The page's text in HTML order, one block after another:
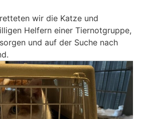
wir die Katze und
Helfern einer Tiernotgruppe,
und auf der Suche nach